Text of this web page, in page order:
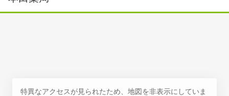
特異なアクセスが見られたため、地図を非表示にしていま